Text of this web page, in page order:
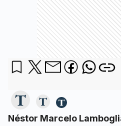
Néstor Marcelo